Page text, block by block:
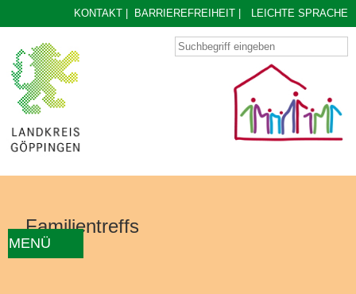
KONTAKT BARRIEREFREIHEIT LEICHTE SPRACHE
MENÜ
Familientreffs